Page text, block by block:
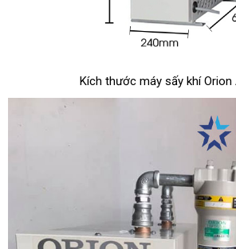
Kích thước máy sấy khí Orion